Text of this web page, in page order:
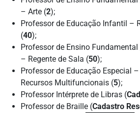
– Arte (2);
Professor de Educação Infantil –
(40);
Professor de Ensino
– Regente de Sala (50);
Professor de Educação Especial
Recursos Multifuncionais (5);
Professor Intérprete de Libras (
Professor de Braille (Cadastro